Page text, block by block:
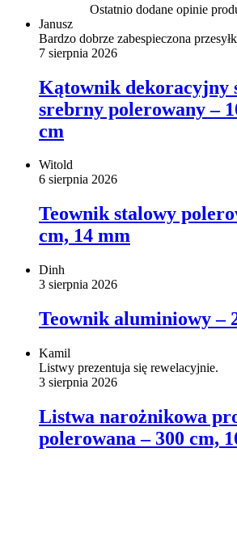
Ostatnio dodane opinie
Janusz
Bardzo dobrze zabespieczona
7 sierpnia 2026
Kątownik dekoracyjny
srebrny polerowany –
cm
Witold
6 sierpnia 2026
Teownik stalowy
cm, 14 mm
Dinh
3 sierpnia 2026
Teownik aluminiowy –
Kamil
Listwy prezentuja się rewelacyjnie.
3 sierpnia 2026
Listwa narożnikowa
polerowana – 300 cm,